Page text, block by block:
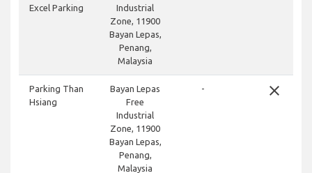
Excel Parking
Industrial
Zone, 11900
Bayan Lepas,
Penang,
Malaysia
Parking Than
Hsiang
Bayan Lepas
Free
Industrial
Zone, 11900
Bayan Lepas,
Penang,
Malaysia
- close